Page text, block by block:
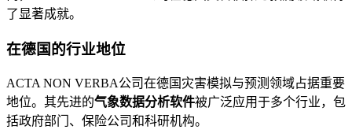
了显著成就。
在德国的行业地位
ACTA NON VERBA公司在德国灾害模拟与预测领域占据重要
地位。其先进的气象数据分析软件被广泛应用于多个行业，包
括政府部门、保险公司和科研机构。